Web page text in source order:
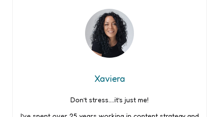
Xaviera
Don’t stress….it’s just me!